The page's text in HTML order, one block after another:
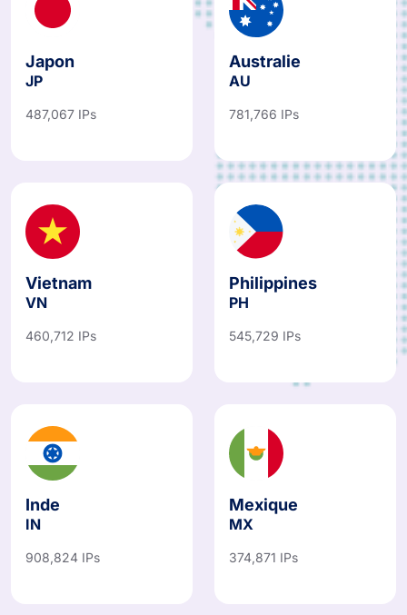
Japon
JP
487,067 IPs
Australie
AU
781,766 IPs
Vietnam
VN
460,712 IPs
Philippines
PH
545,729 IPs
Inde
IN
908,824 IPs
Mexique
MX
374,871 IPs